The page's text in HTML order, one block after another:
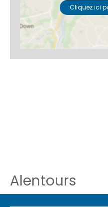
Cliquez ici
Alentours